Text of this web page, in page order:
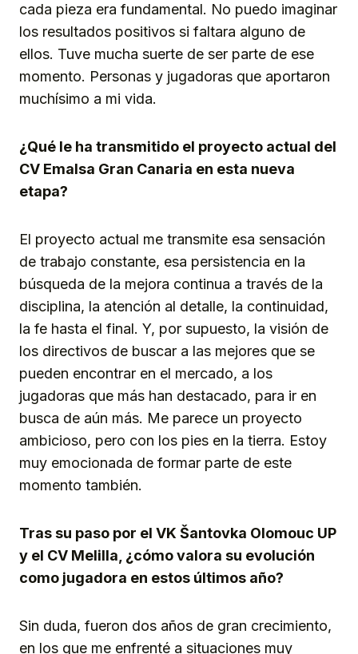
cada pieza era fundamental. No puedo imaginar
los resultados positivos si faltara alguno de
ellos. Tuve mucha suerte de ser parte de ese
momento. Personas y jugadoras que aportaron
muchísimo a mi vida.
¿Qué le ha transmitido el proyecto actual del
CV Emalsa Gran Canaria en esta nueva
etapa?
El proyecto actual me transmite esa sensación
de trabajo constante, esa persistencia en la
búsqueda de la mejora continua a través de la
disciplina, la atención al detalle, la continuidad,
la fe hasta el final. Y, por supuesto, la visión de
los directivos de buscar a las mejores que se
pueden encontrar en el mercado, a los
jugadoras que más han destacado, para ir en
busca de aún más. Me parece un proyecto
ambicioso, pero con los pies en la tierra. Estoy
muy emocionada de formar parte de este
momento también.
Tras su paso por el VK Šantovka Olomouc UP
y el CV Melilla, ¿cómo valora su evolución
como jugadora en estos últimos año?
Sin duda, fueron dos años de gran crecimiento,
en los que me enfrenté a situaciones muy